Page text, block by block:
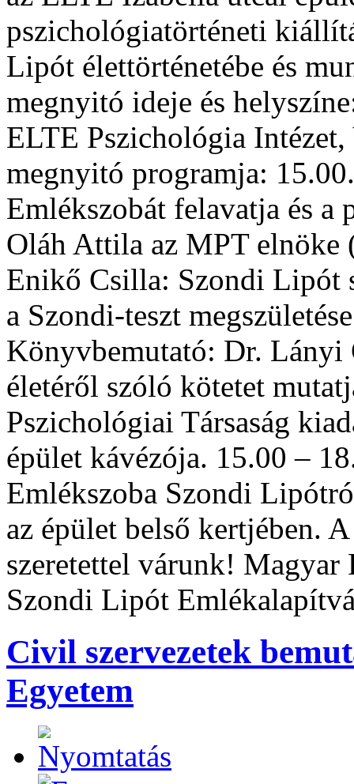
pszichológiatörténeti
Lipót élettörténetébe és
megnyitó ideje és
ELTE Pszichológia
megnyitó programja:
Emlékszobát felavatja és
Oláh Attila az MPT elnöke
Enikő Csilla: Szondi Lipót
a Szondi-teszt
Könyvbemutató: Dr. Lányi
életéről szóló kötetet
Pszichológiai Társaság
épület kávézója. 15.00 –
Emlékszoba Szondi
az épület belső kertjében.
szeretettel várunk! Magyar
Szondi Lipót
Civil szervezetek
Egyetem